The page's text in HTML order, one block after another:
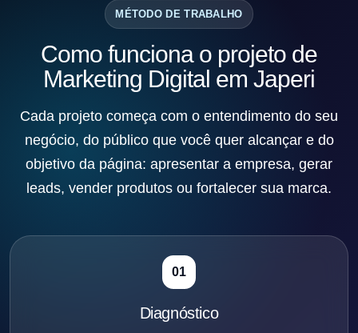
MÉTODO DE TRABALHO
Como funciona o projeto de
Marketing Digital em Japeri
Cada projeto começa com o entendimento do seu
negócio, do público que você quer alcançar e do
objetivo da página: apresentar a empresa, gerar
leads, vender produtos ou fortalecer sua marca.
01
Diagnóstico